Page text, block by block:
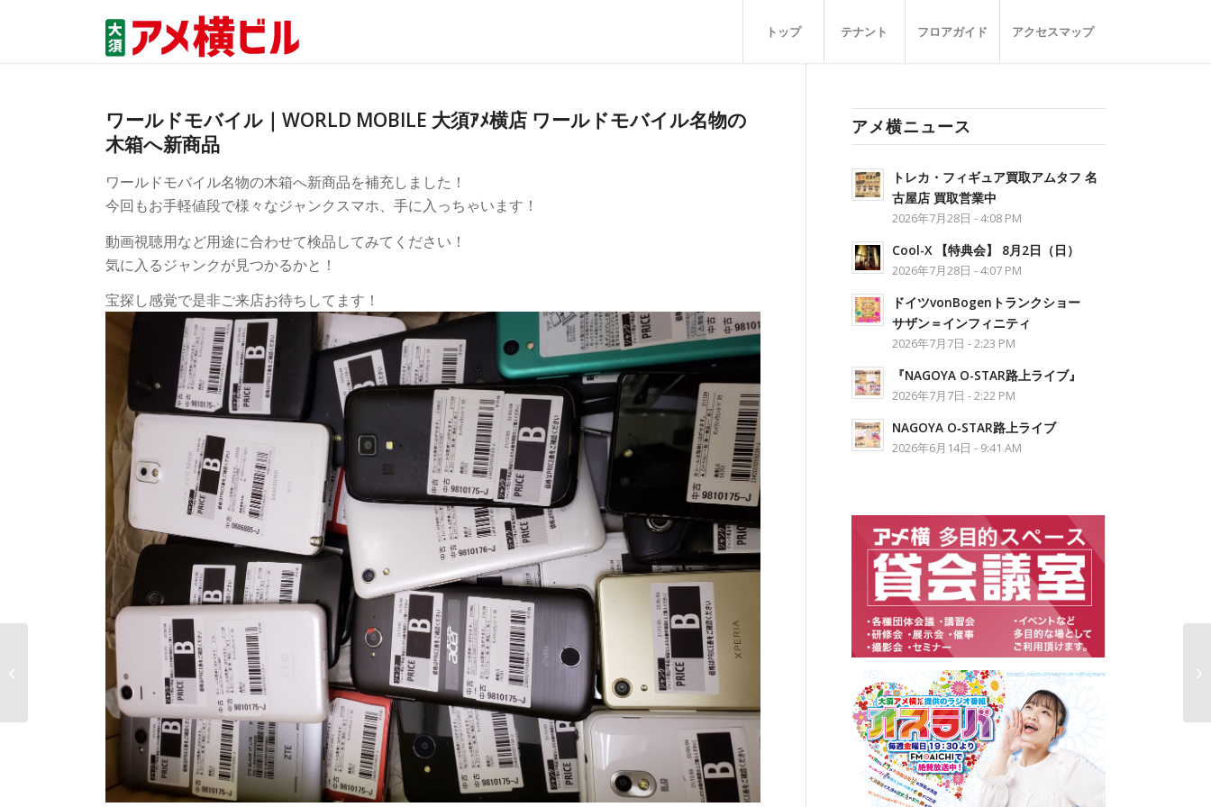
トップ テナント フロアガイド アクセスマップ
ワールドモバイル｜WORLD MOBILE 大須ｱﾒ横店 ワールドモバイル名物の
木箱へ新商品
ワールドモバイル名物の木箱へ新商品を補充しました！
今回もお手軽値段で様々なジャンクスマホ、手に入っちゃいます！
動画視聴用など用途に合わせて検品してみてください！
気に入るジャンクが見つかるかと！
宝探し感覚で是非ご来店お待ちしてます！
アメ横ニュース
トレカ・フィギュア買取アムタフ 名
古屋店 買取営業中
2026年7月28日 - 4:08 PM
Cool-X 【特典会】 8月2日（日）
2026年7月28日 - 4:07 PM
ドイツvonBogenトランクショー
サザン＝インフィニティ
2026年7月7日 - 2:23 PM
『NAGOYA O-STAR路上ライブ』
2026年7月7日 - 2:22 PM
NAGOYA O‐STAR路上ライブ
2026年6月14日 - 9:41 AM
大須お宝市場 BOYS
AND MEN ボイメンパラ
ダイス 缶バッジ&ポス